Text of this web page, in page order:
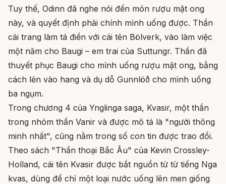
Tuy thế, Odinn đã nghe nói đến món rượu mật ong
này, và quyết định phải chính mình uống được. Thần
cải trang làm tá điền với cái tên Bölverk, vào làm việc
một năm cho Baugi – em trai của Suttungr. Thần đã
thuyết phục Baugi cho mình uống rượu mật ong, bằng
cách lẻn vào hang và dụ dỗ Gunnlöð cho mình uống
ba ngụm.
Trong chương 4 của Ynglinga saga, Kvasir, một thần
trong nhóm thần Vanir và được mô tả là "người thông
minh nhất", cũng nằm trong số con tin được trao đổi.
Theo sách "Thần thoại Bắc Âu" của Kevin Crossley-
Holland, cái tên Kvasir được bắt nguồn từ từ tiếng Nga
kvas, dùng để chỉ một loại nước uống lên men giống